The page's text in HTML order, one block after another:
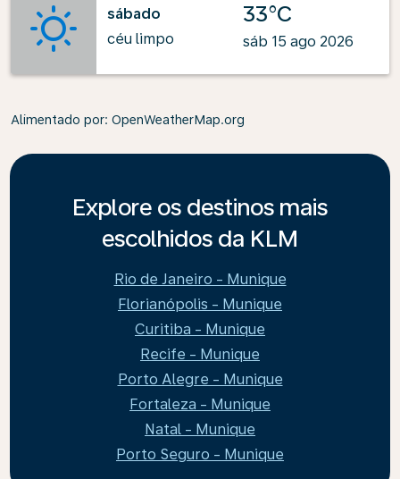
sábado
céu limpo
33°C
sáb 15 ago 2026
Alimentado por: OpenWeatherMap.org
Explore os destinos mais
escolhidos da KLM
Rio de Janeiro - Munique
Florianópolis - Munique
Curitiba - Munique
Recife - Munique
Porto Alegre - Munique
Fortaleza - Munique
Natal - Munique
Porto Seguro - Munique